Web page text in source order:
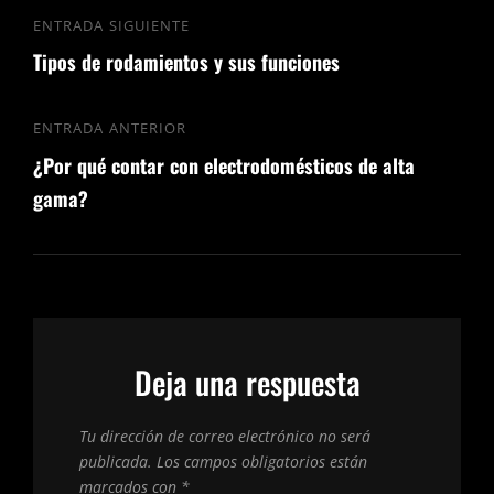
Navegación
de
Entrada
anterior
ENTRADA ANTERIOR
¿Por qué contar con electrodomésticos de alta
gama?
Entrada
siguiente
ENTRADA SIGUIENTE
Tipos de rodamientos y sus funciones
Deja una respuesta
Tu dirección de correo electrónico no será
publicada. Los campos obligatorios están
marcados con *